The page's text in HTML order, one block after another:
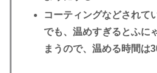
コーティングなどされて
でも、温めすぎるとふに
まうので、温める時間は